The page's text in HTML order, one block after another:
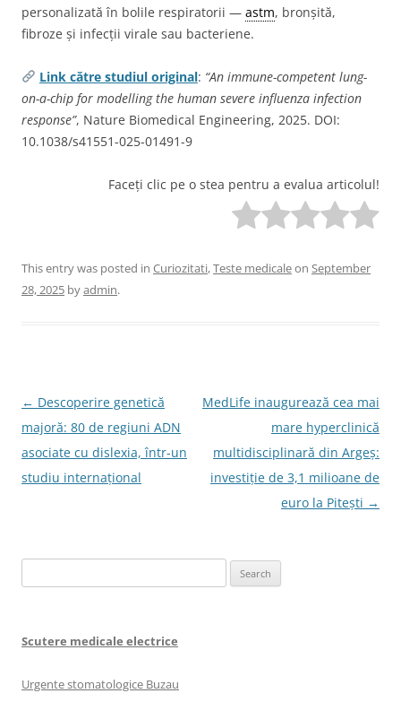
personalizată în bolile respiratorii — astm, bronșită,
fibroze și infecții virale sau bacteriene.
Link către studiul original: “An immune-competent lung-
on-a-chip for modelling the human severe influenza infection
response”, Nature Biomedical Engineering, 2025. DOI:
10.1038/s41551-025-01491-9
Faceți clic pe o stea pentru a evalua articolul!
This entry was posted in Curiozitati,Teste medicaleon September
28, 2025 byadmin.
Post
navigation
← Descoperire genetică
majoră: 80 de regiuni ADN
asociate cu dislexia, într-un
studiu internațional
MedLife inaugurează cea mai
mare hyperclinică
multidisciplinară din Argeș:
investiție de 3,1 milioane de
euro la Pitești →
for:
Scutere medicale electrice
Urgente stomatologice Buzau